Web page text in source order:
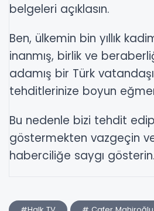
belgeleri açıklasın.
Ben, ülkemin bin yıllık
inanmış, birlik ve
adamış bir Türk
tehditlerinize boyun
Bu nedenle bizi tehdit
göstermekten vazgeçin
haberciliğe saygı